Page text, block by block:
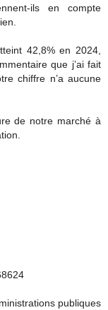
ils en compte
42,8% en 2024,
que j’ai fait
chiffre n’a aucune
de notre marché à
publiques